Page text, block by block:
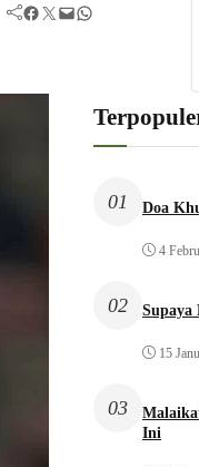
Facebook Twitter Mail WhatsApp
01 Doa
4
02 Supaya
15
03
Ini